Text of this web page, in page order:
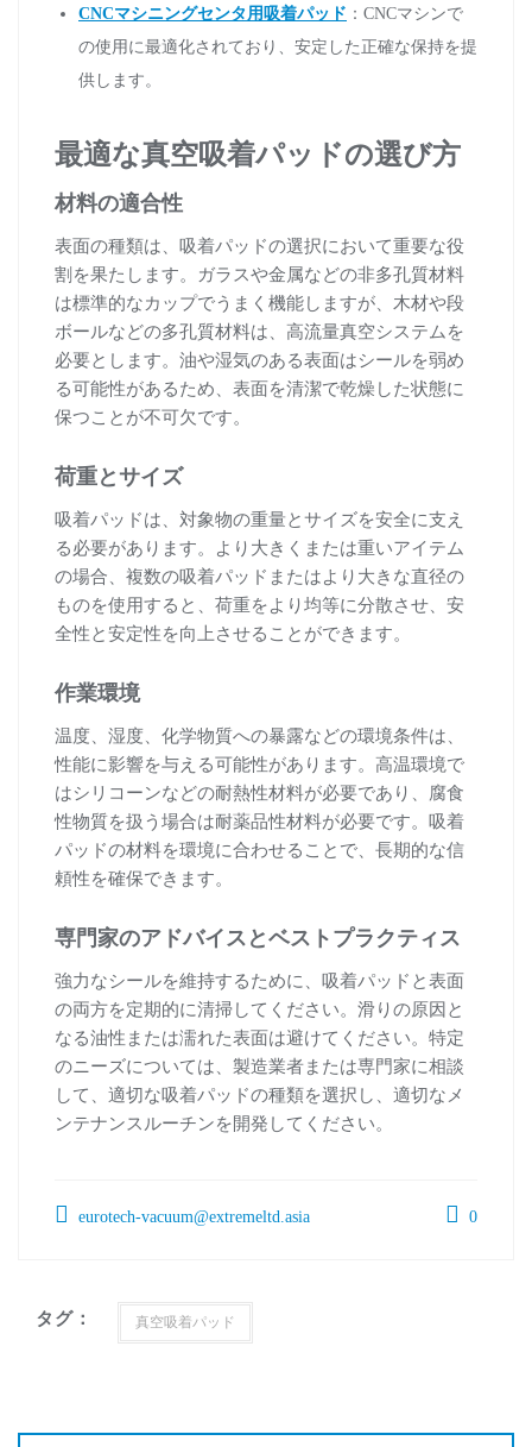
CNCマシニングセンタ用吸着パッド ：CNCマシンで
の使用に最適化されており、安定した正確な保持を提
供します。
最適な真空吸着パッドの選び方
材料の適合性
表面の種類は、吸着パッドの選択において重要な役
割を果たします。ガラスや金属などの非多孔質材料
は標準的なカップでうまく機能しますが、木材や段
ボールなどの多孔質材料は、高流量真空システムを
必要とします。油や湿気のある表面はシールを弱め
る可能性があるため、表面を清潔で乾燥した状態に
保つことが不可欠です。
荷重とサイズ
吸着パッドは、対象物の重量とサイズを安全に支え
る必要があります。より大きくまたは重いアイテム
の場合、複数の吸着パッドまたはより大きな直径の
ものを使用すると、荷重をより均等に分散させ、安
全性と安定性を向上させることができます。
作業環境
温度、湿度、化学物質への暴露などの環境条件は、
性能に影響を与える可能性があります。高温環境で
はシリコーンなどの耐熱性材料が必要であり、腐食
性物質を扱う場合は耐薬品性材料が必要です。吸着
パッドの材料を環境に合わせることで、長期的な信
頼性を確保できます。
専門家のアドバイスとベストプラクティス
強力なシールを維持するために、吸着パッドと表面
の両方を定期的に清掃してください。滑りの原因と
なる油性または濡れた表面は避けてください。特定
のニーズについては、製造業者または専門家に相談
して、適切な吸着パッドの種類を選択し、適切なメ
ンテナンスルーチンを開発してください。
eurotech-vacuum@extremeltd.asia 0
タグ： 真空吸着パッド